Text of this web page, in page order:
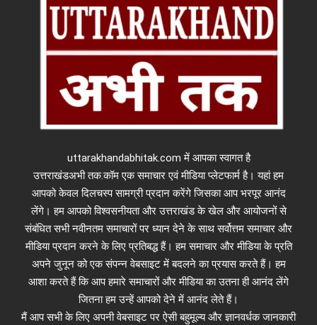
uttarakhandabhitak.com में आपका स्वागत है
उत्तराखंडअभी तक.कॉम एक समाचार एवं मीडिया प्लेटफार्म है। यहां हम
आपको केवल दिलचस्प सामग्री प्रदान करेंगे जिसका आप भरपूर आनंद
लेंगे। हम आपको विश्वसनीयता और उत्तराखंड के खेल और आयोजनों से
संबंधित सभी नवीनतम समाचारों पर ध्यान देने के साथ सर्वोत्तम समाचार और
मीडिया प्रदान करने के लिए प्रतिबद्ध हैं। हम समाचार और मीडिया के प्रति
अपने जुनून को एक संपन्न वेबसाइट में बदलने का प्रयास करते हैं। हम
आशा करते हैं कि आप हमारे समाचारों और मीडिया का उतना ही आनंद लेंगे
जितना हम उन्हें आपको देने में आनंद लेते हैं।
मैं आप सभी के लिए अपनी वेबसाइट पर ऐसी बहुमूल्य और ज्ञानवर्धक जानकारी